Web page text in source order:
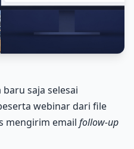
saja selesai
webinar dari file
mengirim email follow-up